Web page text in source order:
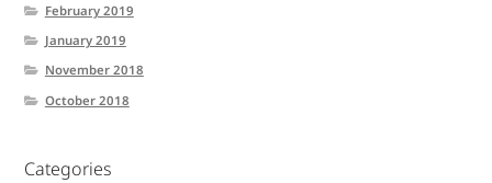
February 2019
January 2019
November 2018
October 2018
Categories